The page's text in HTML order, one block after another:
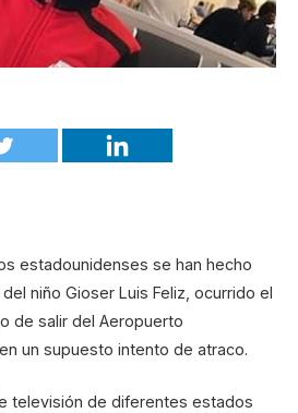
estadounidenses se han hecho
niño Gioser Luis Feliz, ocurrido el
de salir del Aeropuerto
un supuesto intento de atraco.
televisión de diferentes estados